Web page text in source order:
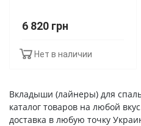
6 820 грн
Нет в наличии
Вкладыши (лайнеры) для
каталог товаров на любой
доставка в любую точку